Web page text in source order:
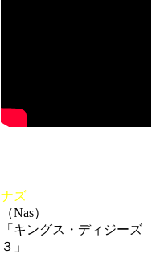
ナズ
（Nas）
「キングス・ディジーズ
３」